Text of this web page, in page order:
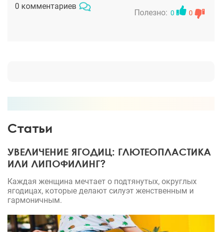
хирурга. Обошла несколько довольно известных
аккуратная, слегка прогнутая. И нет и следа т
0 комментариев
Полезно: 0 0
Статьи
УВЕЛИЧЕНИЕ ЯГОДИЦ: ГЛЮТЕОПЛАСТИКА
ИЛИ ЛИПОФИЛИНГ?
Каждая женщина мечтает о подтянутых, округлых
ягодицах, которые делают силуэт женственным и
гармоничным.